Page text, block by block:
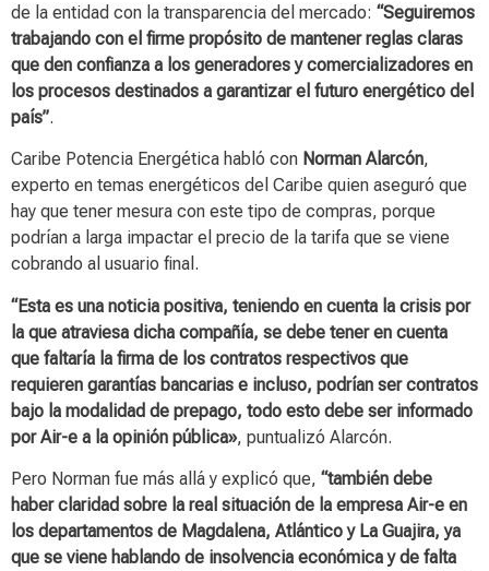
de la entidad con la transparencia del mercado: “Seguiremos
trabajando con el firme propósito de mantener reglas claras
que den confianza a los generadores y comercializadores en
los procesos destinados a garantizar el futuro energético del
país”.
Caribe Potencia Energética habló con Norman Alarcón,
experto en temas energéticos del Caribe quien aseguró que
hay que tener mesura con este tipo de compras, porque
podrían a larga impactar el precio de la tarifa que se viene
cobrando al usuario final.
“Esta es una noticia positiva, teniendo en cuenta la crisis por
la que atraviesa dicha compañía, se debe tener en cuenta
que faltaría la firma de los contratos respectivos que
requieren garantías bancarias e incluso, podrían ser contratos
bajo la modalidad de prepago, todo esto debe ser informado
por Air-e a la opinión pública», puntualizó Alarcón.
Pero Norman fue más allá y explicó que, “también debe
haber claridad sobre la real situación de la empresa Air-e en
los departamentos de Magdalena, Atlántico y La Guajira, ya
que se viene hablando de insolvencia económica y de falta